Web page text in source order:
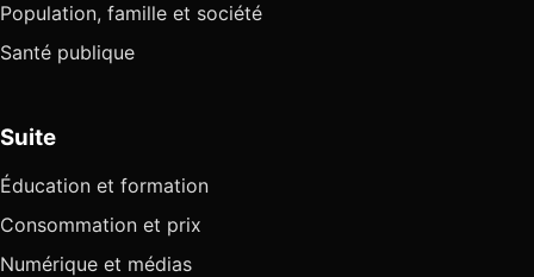
Population, famille et société
Santé publique
Suite
Éducation et formation
Consommation et prix
Numérique et médias